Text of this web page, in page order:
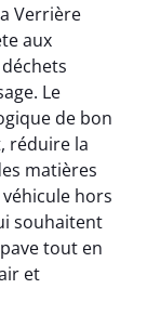
Verrière
aux
Le
de bon
réduire la
matières
hors
souhaitent
tout en
et